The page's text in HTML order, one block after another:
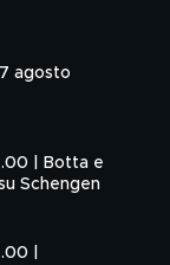
agosto
| Botta e
Schengen
|